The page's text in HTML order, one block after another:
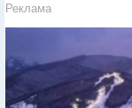
Реклама